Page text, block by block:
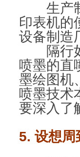
生产
印表机的
设备制造
隔行如
喷墨的直
墨绘图机
喷墨技术
要深入了
5. 设想周